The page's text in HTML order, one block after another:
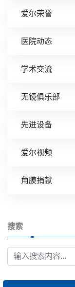
爱尔荣誉
医院动态
学术交流
无镜俱乐部
先进设备
爱尔视频
角膜捐献
搜索